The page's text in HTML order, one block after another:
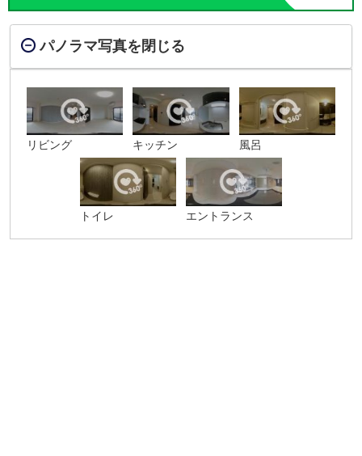
パノラマ写真を閉じる
リビング キッチン 風呂
トイレ エントランス